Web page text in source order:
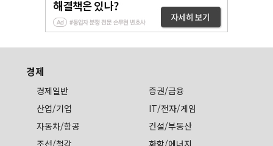
경제
경제일반
증권/금융
산업/기업
IT/전자/게임
자동차/항공
건설/부동산
조선/철강
화학/에너지